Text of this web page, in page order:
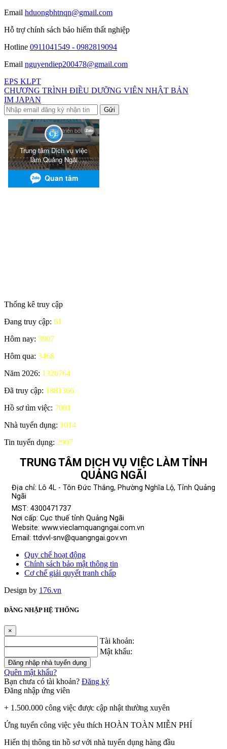
Email hduongbhtnqn@gmail.com
Hỗ trợ chính sách bảo hiểm thất nghiệp
Hotline 0911041549 - 0982819094
Email nguyendiep200478@gmail.com
EPS KLPT
CHƯƠNG TRÌNH ĐIỀU DƯỠNG VIÊN NHẬT BẢN
IM JAPAN
Gửi
Thống kê truy cập
Đang truy cập: 61
Hôm nay: 3907
Hôm qua: 3468
Năm 2026: 1320764
Đã truy cập: 1881366
Hồ sơ tìm việc: 7081
Nhà tuyển dụng: 1014
Tin tuyển dụng: 2907
TRUNG TÂM DỊCH VỤ VIỆC LÀM TỈNH
QUẢNG NGÃI
Địa chỉ: Lô 4L - Tôn Đức Thắng, Phường Nghĩa Lộ, Tỉnh Quảng
Ngãi
MST: 4300471737
Nơi cấp: Cục thuế tỉnh Quảng Ngãi
Website: www.vieclamquangngai.com.vn
Email: ttdvvl-snv@quangngai.gov.vn
Quy chế hoạt động
Chính sách bảo mật thông tin
Cơ chế giải quyết tranh chấp
Design by 176.vn
ĐĂNG NHẬP HỆ THỐNG
×
Tài khoản:
Mật khẩu:
Đăng nhập nhà tuyển dụng
Quên mật khẩu?
Bạn chưa có tài khoản? Đăng ký
Đăng nhập ứng viên
+ 1.500.000 công việc được cập nhật thường xuyên
Ứng tuyển công việc yêu thích HOÀN TOÀN MIỄN PHÍ
Hiển thị thông tin hồ sơ với nhà tuyển dụng hàng đầu